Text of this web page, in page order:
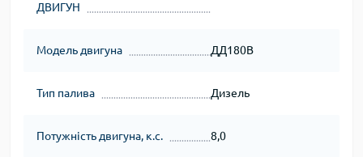
ДВИГУН
Модель двигуна ДД180В
Тип палива Дизель
Потужність двигуна, к.с. 8,0